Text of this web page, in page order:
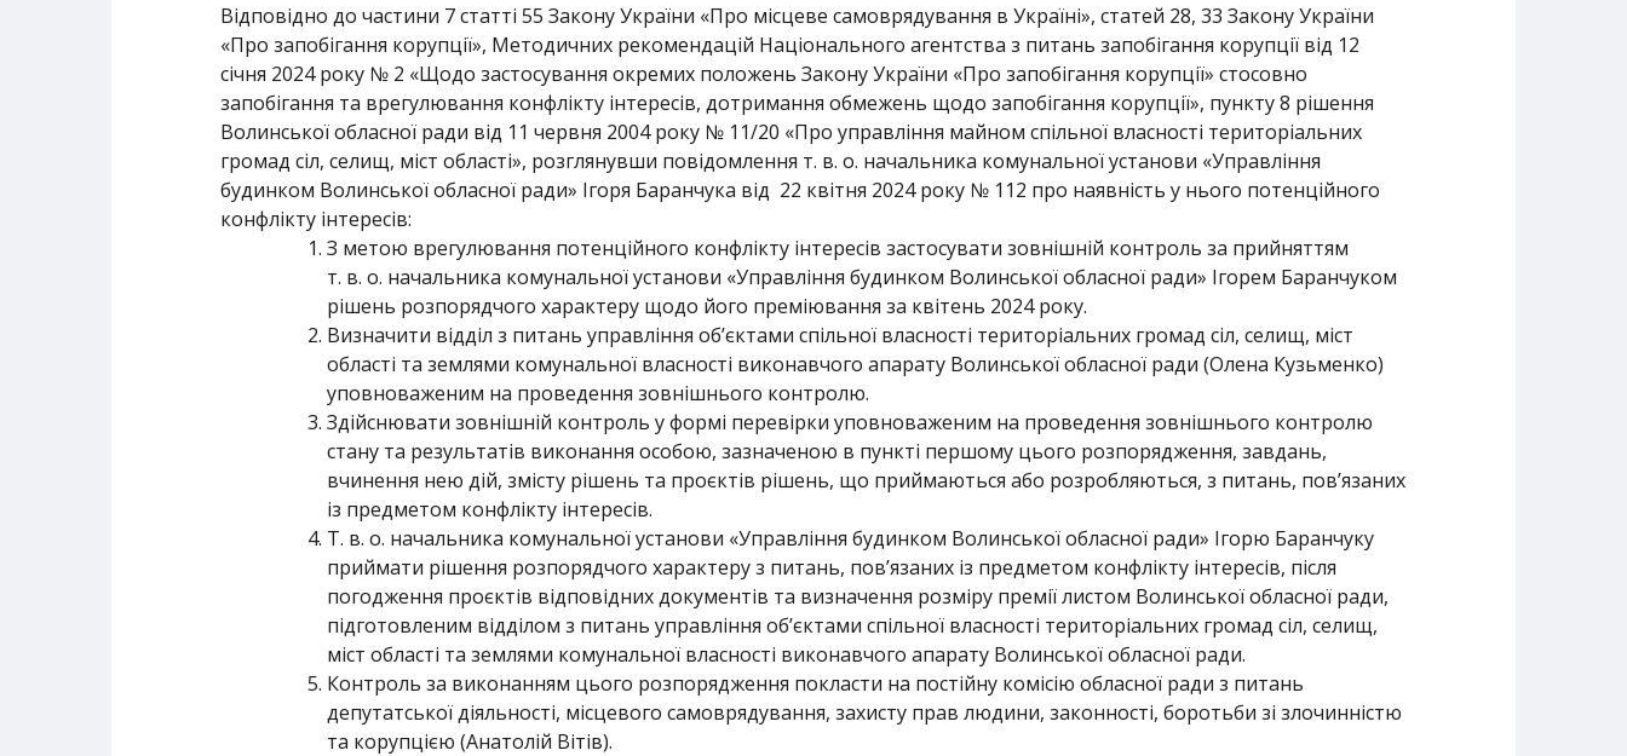
Відповідно до частини 7 статті 55 Закону України «Про місцеве самоврядування в Україні», статей 28, 33 Закону України
«Про запобігання корупції», Методичних рекомендацій Національного агентства з питань запобігання корупції від 12
січня 2024 року № 2 «Щодо застосування окремих положень Закону України «Про запобігання корупції» стосовно
запобігання та врегулювання конфлікту інтересів, дотримання обмежень щодо запобігання корупції», пункту 8 рішення
Волинської обласної ради від 11 червня 2004 року № 11/20 «Про управління майном спільної власності територіальних
громад сіл, селищ, міст області», розглянувши повідомлення т. в. о. начальника комунальної установи «Управління
будинком Волинської обласної ради» Ігоря Баранчука від 22 квітня 2024 року № 112 про наявність у нього потенційного
конфлікту інтересів:
З метою врегулювання потенційного конфлікту інтересів застосувати зовнішній контроль за прийняттям
т. в. о. начальника комунальної установи «Управління будинком Волинської обласної ради» Ігорем Баранчуком
рішень розпорядчого характеру щодо його преміювання за квітень 2024 року.
Визначити відділ з питань управління об’єктами спільної власності територіальних громад сіл, селищ, міст
області та землями комунальної власності виконавчого апарату Волинської обласної ради (Олена Кузьменко)
уповноваженим на проведення зовнішнього контролю.
Здійснювати зовнішній контроль у формі перевірки уповноваженим на проведення зовнішнього контролю
стану та результатів виконання особою, зазначеною в пункті першому цього розпорядження, завдань,
вчинення нею дій, змісту рішень та проєктів рішень, що приймаються або розробляються, з питань, пов’язаних
із предметом конфлікту інтересів.
Т. в. о. начальника комунальної установи «Управління будинком Волинської обласної ради» Ігорю Баранчуку
приймати рішення розпорядчого характеру з питань, пов’язаних із предметом конфлікту інтересів, після
погодження проєктів відповідних документів та визначення розміру премії листом Волинської обласної ради,
підготовленим відділом з питань управління об’єктами спільної власності територіальних громад сіл, селищ,
міст області та землями комунальної власності виконавчого апарату Волинської обласної ради.
Контроль за виконанням цього розпорядження покласти на постійну комісію обласної ради з питань
депутатської діяльності, місцевого самоврядування, захисту прав людини, законності, боротьби зі злочинністю
та корупцією (Анатолій Вітів).